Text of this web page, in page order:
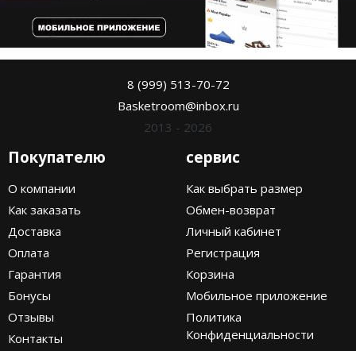
8 (999) 513-70-72
Basketroom@inbox.ru
2013 - 2026
Покупателю
О компании
Как заказать
Доставка
Оплата
Гарантия
Бонусы
Отзывы
Контакты
сервис
Как выбрать размер
Обмен-возврат
Личный кабинет
Регистрация
Корзина
Мобильное приложение
Политика
Конфиденциальности